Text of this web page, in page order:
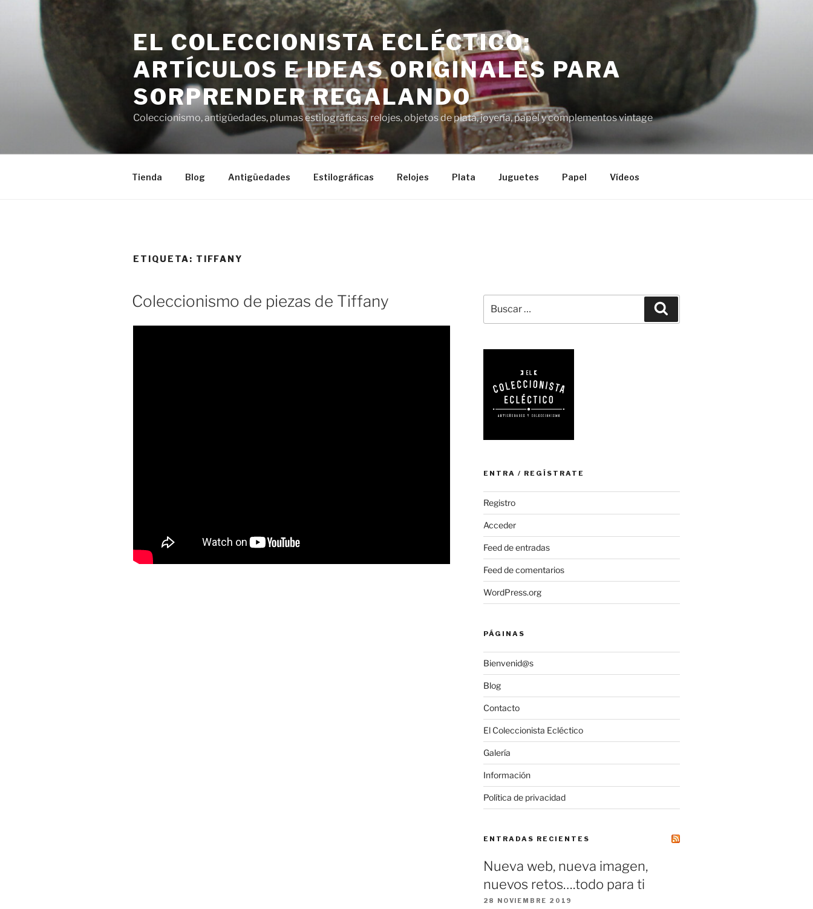
contenido
EL COLECCIONISTA ECLÉCTICO:
ARTÍCULOS E IDEAS ORIGINALES PARA
SORPRENDER REGALANDO
Coleccionismo, antigüedades, plumas estilográficas, relojes, objetos de plata, joyería, papel y complementos vintage
Tienda Blog Antigüedades Estilográficas Relojes Plata Juguetes Papel Vídeos
ETIQUETA: TIFFANY
Coleccionismo de piezas de Tiffany
por:
ENTRA / REGÍSTRATE
Registro
Acceder
Feed de entradas
Feed de comentarios
WordPress.org
PÁGINAS
Bienvenid@s
Blog
Contacto
El Coleccionista Ecléctico
Galería
Información
Política de privacidad
ENTRADAS RECIENTES
Nueva web, nueva imagen,
nuevos retos….todo para ti
28 NOVIEMBRE 2019